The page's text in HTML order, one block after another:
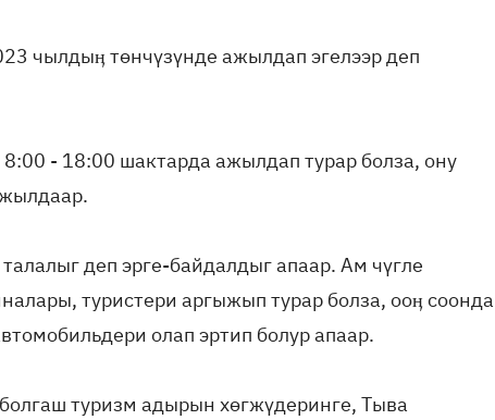
чылдыӊ төнчүзүнде ажылдап эгелээр деп
- 18:00 шактарда ажылдап турар болза, ону
деп эрге-байдалдыг апаар. Ам чүгле
туристери аргыжып турар болза, ооӊ соонда
олап эртип болур апаар.
туризм адырын хөгжүдеринге, Тыва